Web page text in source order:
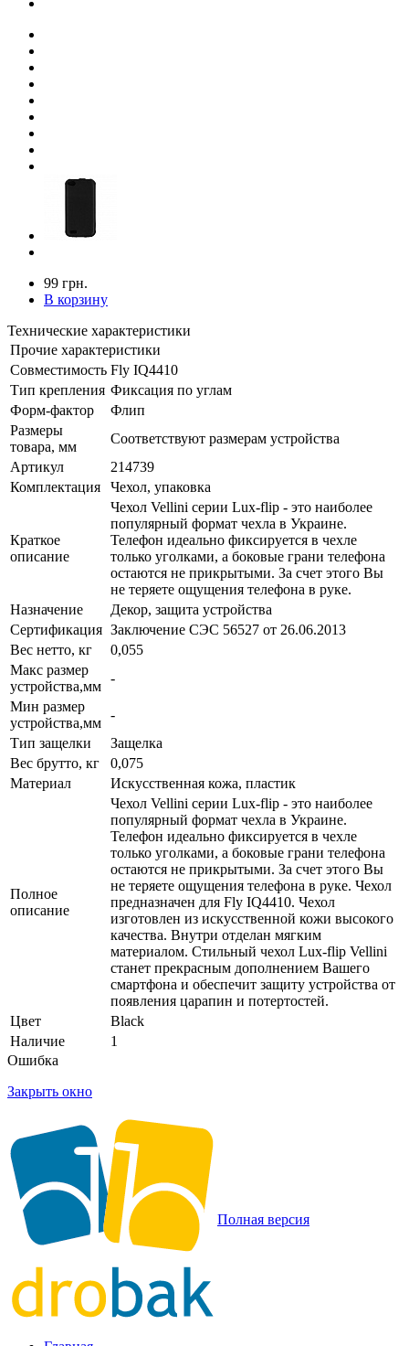
99 грн.
В корзину
Технические характеристики
Прочие характеристики
Совместимость Fly IQ4410
Тип крепления Фиксация по углам
Форм-фактор
Флип
Размеры
товара, мм
Соответствуют размерам устройства
Артикул
214739
Комплектация
Чехол, упаковка
Краткое
описание
Чехол Vellini серии Lux-flip - это наиболее
популярный формат чехла в Украине.
Телефон идеально фиксируется в чехле
только уголками, а боковые грани телефона
остаются не прикрытыми. За счет этого Вы
не теряете ощущения телефона в руке.
Назначение
Декор, защита устройства
Сертификация Заключение СЭС 56527 от 26.06.2013
Вес нетто, кг
0,055
Макс размер
устройства,мм
-
Мин размер
устройства,мм
-
Тип защелки
Защелка
Вес брутто, кг
0,075
Материал
Искусственная кожа, пластик
Полное
описание
Чехол Vellini серии Lux-flip - это наиболее
популярный формат чехла в Украине.
Телефон идеально фиксируется в чехле
только уголками, а боковые грани телефона
остаются не прикрытыми. За счет этого Вы
не теряете ощущения телефона в руке. Чехол
предназначен для Fly IQ4410. Чехол
изготовлен из искусственной кожи высокого
качества. Внутри отделан мягким
материалом. Стильный чехол Lux-flip Vellini
станет прекрасным дополнением Вашего
смартфона и обеспечит защиту устройства от
появления царапин и потертостей.
Цвет
Black
Наличие
1
Ошибка
Закрыть окно
Полная версия